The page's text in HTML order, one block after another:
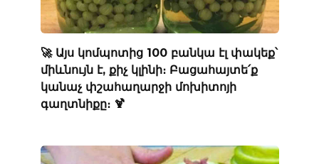
🚀 Այս կոմպոտից 100 բանկա էլ փակեք՝
միևնույն է, քիչ կլինի։ Բացահայտե՛ք
կանաչ փշահաղարջի մոխիտոյի
գաղտնիքը։ 🍹